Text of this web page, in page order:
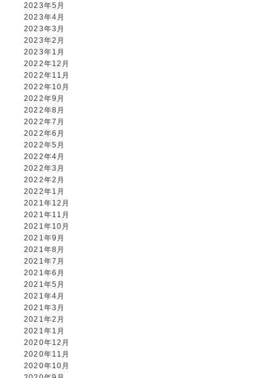
2023年5月
2023年4月
2023年3月
2023年2月
2023年1月
2022年12月
2022年11月
2022年10月
2022年9月
2022年8月
2022年7月
2022年6月
2022年5月
2022年4月
2022年3月
2022年2月
2022年1月
2021年12月
2021年11月
2021年10月
2021年9月
2021年8月
2021年7月
2021年6月
2021年5月
2021年4月
2021年3月
2021年2月
2021年1月
2020年12月
2020年11月
2020年10月